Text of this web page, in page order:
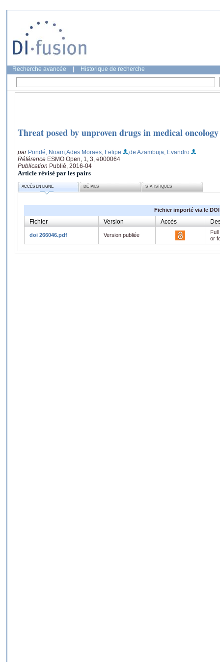
Recherche avancée Historique de recherche
Threat posed by unproven drugs in medical oncology
par Pondé, Noam;Ades Moraes, Felipe
;de Azambuja, Evandro
Référence ESMO Open, 1, 3, e000064
Publication Publié, 2016-04
Article révisé par les pairs
ACCÈS EN LIGNE DÉTAILS STATISTIQUES
Fichier importé via le DOI
Fichier Version Accès
doi 266046.pdf Version publiée
or